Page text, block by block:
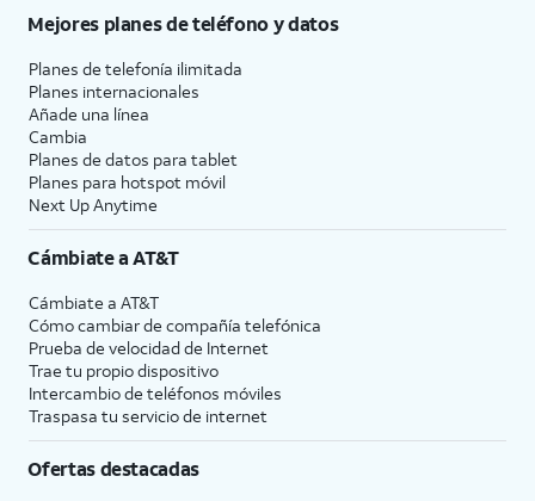
Mejores planes de teléfono y datos
Planes de telefonía ilimitada
Planes internacionales
Añade una línea
Cambia
Planes de datos para tablet
Planes para hotspot móvil
Next Up Anytime
Cámbiate aAT&T
Cámbiate a AT&T
Cómo cambiar de compañía telefónica
Prueba de velocidad de Internet
Trae tu propio dispositivo
Intercambio de teléfonos móviles
Traspasa tu servicio de internet
Ofertas destacadas